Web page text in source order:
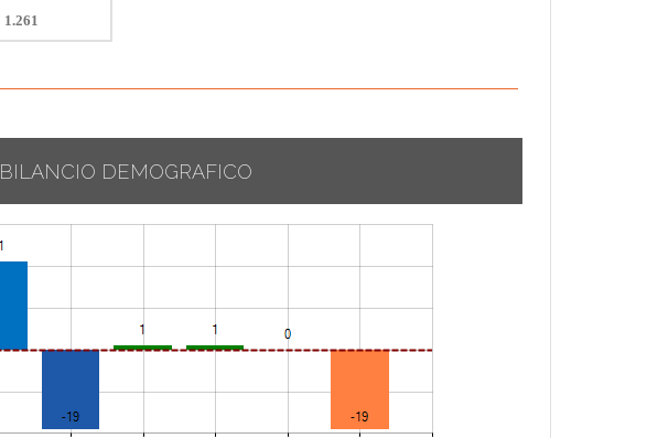
1.261
BILANCIO DEMOGRAFICO